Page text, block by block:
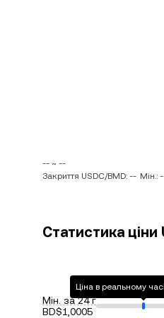
-- ~ --
Закриття USDC/BMD: -- Мін.:
Статистика
Мін. за 24 г
BD$1,0005
Ціна в реальному